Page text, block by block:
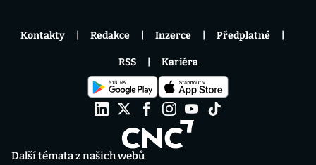
Další témata z našich webů
Kontakty Redakce Inzerce Předplatné
RSS Kariéra